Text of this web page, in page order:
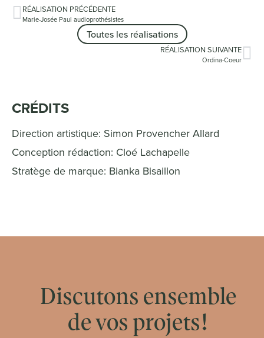
RÉALISATION PRÉCÉDENTE
Marie-Josée Paul audioprothésistes
Toutes les réalisations
RÉALISATION SUIVANTE
Ordina-Coeur
CRÉDITS
Direction artistique: Simon Provencher Allard
Conception rédaction: Cloé Lachapelle
Stratège de marque: Bianka Bisaillon
Discutons ensemble
de vos projets!